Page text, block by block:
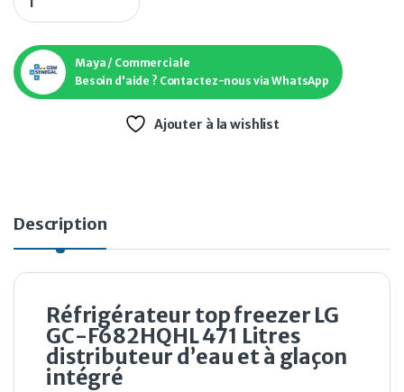
Maya / Commerciale
Besoin d'aide ? Contactez-nous via WhatsApp
Ajouter à la wishlist
Description
Réfrigérateur top freezer LG
GC-F682HQHL 471 Litres
distributeur d’eau et à glaçon
intégré